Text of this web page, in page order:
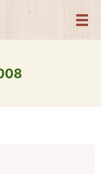
メ